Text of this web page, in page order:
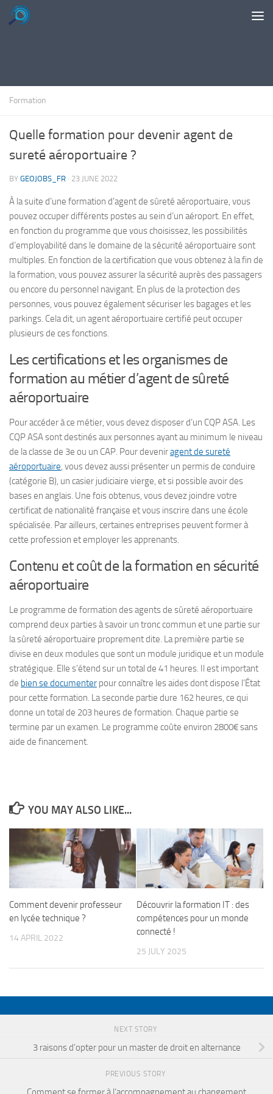
Skip to content
Formation
Quelle formation pour devenir agent de
sureté aéroportuaire ?
BY GEOJOBS_FR · 23 JUNE 2022
À la suite d’une formation d’agent de sûreté aéroportuaire, vous
pouvez occuper différents postes au sein d’un aéroport. En effet,
en fonction du programme que vous choisissez, les possibilités
d’employabilité dans le domaine de la sécurité aéroportuaire sont
multiples. En fonction de la certification que vous obtenez à la fin de
la formation, vous pouvez assurer la sécurité auprès des passagers
ou encore du personnel navigant. En plus de la protection des
personnes, vous pouvez également sécuriser les bagages et les
parkings. Cela dit, un agent aéroportuaire certifié peut occuper
plusieurs de ces fonctions.
Les certifications et les organismes de
formation au métier d’agent de sûreté
aéroportuaire
Pour accéder à ce métier, vous devez disposer d’un CQP ASA. Les
CQP ASA sont destinés aux personnes ayant au minimum le niveau
de la classe de 3e ou un CAP. Pour deveniragent de sureté
aéroportuaire, vous devez aussi présenter un permis de conduire
(catégorie B), un casier judiciaire vierge, et si possible avoir des
bases en anglais. Une fois obtenus, vous devez joindre votre
certificat de nationalité française et vous inscrire dans une école
spécialisée. Par ailleurs, certaines entreprises peuvent former à
cette profession et employer les apprenants.
Contenu et coût de la formation en sécurité
aéroportuaire
Le programme de formation des agents de sûreté aéroportuaire
comprend deux parties à savoir un tronc commun et une partie sur
la sûreté aéroportuaire proprement dite. La première partie se
divise en deux modules que sont un module juridique et un module
stratégique. Elle s’étend sur un total de 41 heures. Il est important
de bien se documenter pour connaître les aides dont dispose l’État
pour cette formation. La seconde partie dure 162 heures, ce qui
donne un total de 203 heures de formation. Chaque partie se
termine par un examen. Le programme coûte environ 2800€ sans
aide de financement.
YOU MAY ALSO LIKE...
Comment devenir professeur
en lycée technique ?
14 APRIL 2022
Découvrir la formation IT : des
compétences pour un monde
connecté !
25 JULY 2025
NEXT STORY
3 raisons d’opter pour un master de droit en alternance
PREVIOUS STORY